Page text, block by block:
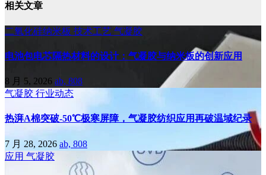
相关文章
二氧化硅纳米板 技术工艺 气凝胶
电池包电芯隔热材料的设计：气凝胶与纳米板的创新应用
8 月 5, 2026 ab, 808
气凝胶 行业动态
热湃A棉突破-50℃极寒屏障，气凝胶纺织应用再破温域纪录
7 月 28, 2026 ab, 808
应用 气凝胶